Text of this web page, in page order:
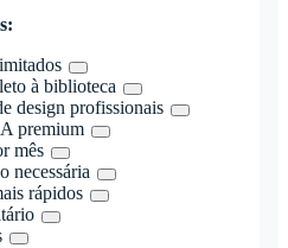
à biblioteca
design profissionais
premium
mês
necessária
rápidos